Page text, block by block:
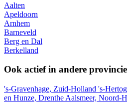
Aalten
Apeldoorn
Arnhem
Barneveld
Berg en Dal
Berkelland
Ook actief in andere
's-Gravenhage, Zuid-Holland 's-
en Hunze, Drenthe Aalsmeer, Noord-